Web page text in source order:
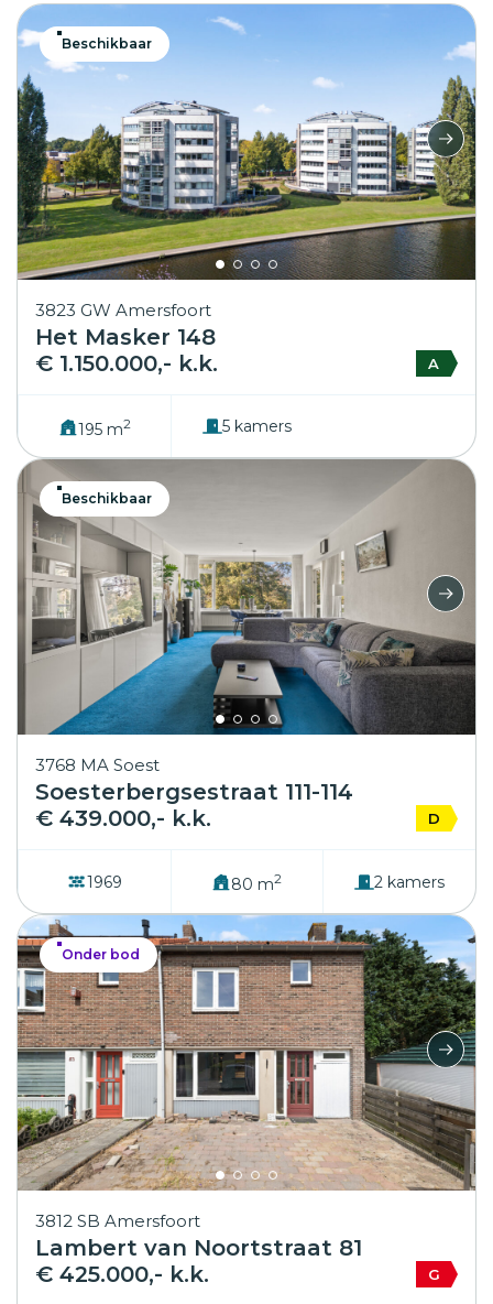
3823 GW Amersfoort
Het Masker 148
€ 1.150.000,- k.k.
A
195 m2 5 kamers
Beschikbaar
3768 MA Soest
Soesterbergsestraat 111-114
€ 439.000,- k.k.
D
1969 80 m2 2 kamers
Beschikbaar
3812 SB Amersfoort
Lambert van Noortstraat 81
€ 425.000,- k.k.
G
Onder bod